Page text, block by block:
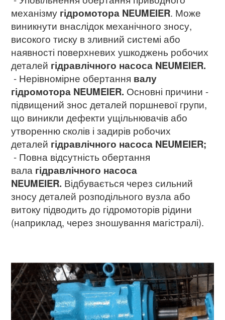
механізму гідромотора NEUMEIER. Може
виникнути внаслідок механічного зносу,
високого тиску в зливний системі або
наявності поверхневих ушкоджень робочих
деталей гідравлічного насоса NEUMEIER.
- Нерівномірне обертання валу
гідромотора NEUMEIER. Основні причини -
підвищений знос деталей поршневої групи,
що виникли дефекти ущільнювачів або
утворенню сколів і задирів робочих
деталей гідравлічного насоса NEUMEIER;
- Повна відсутність обертання
вала гідравлічного насоса
NEUMEIER. Відбувається через сильний
зносу деталей розподільного вузла або
витоку підводить до гідромоторів рідини
(наприклад, через зношування магістралі).